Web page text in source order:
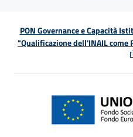
PON Governance e Capacità
"Qualificazione dell'INAIL come